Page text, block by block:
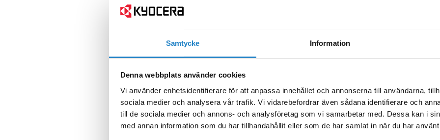
Samtycke Information
Denna webbplats använder cookies
Vi använder enhetsidentifierare för att anpassa innehållet och annonserna till användarna,
sociala medier och analysera vår trafik. Vi vidarebefordrar även sådana identifierare och
till de sociala medier och annons- och analysföretag som vi samarbetar med. Dessa kan i
med annan information som du har tillhandahållit eller som de har samlat in när du har